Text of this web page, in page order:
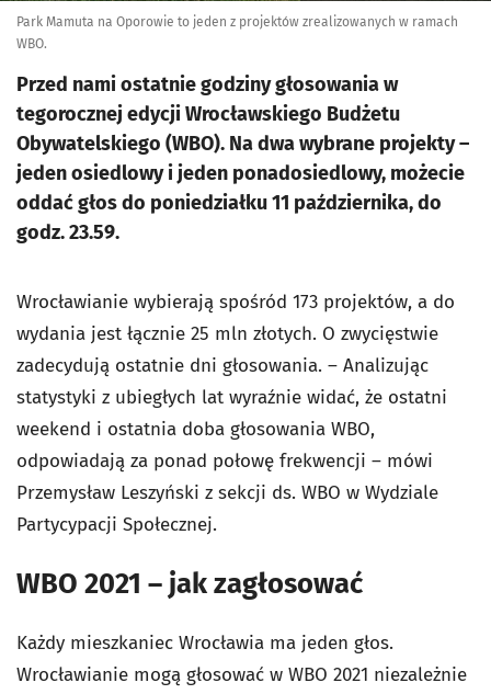
Park Mamuta na Oporowie to jeden z projektów zrealizowanych w ramach
WBO.
Przed nami ostatnie godziny głosowania w
tegorocznej edycji Wrocławskiego Budżetu
Obywatelskiego (WBO). Na dwa wybrane projekty –
jeden osiedlowy i jeden ponadosiedlowy, możecie
oddać głos do poniedziałku 11 października, do
godz. 23.59.
Wrocławianie wybierają spośród 173 projektów, a do
wydania jest łącznie 25 mln złotych. O zwycięstwie
zadecydują ostatnie dni głosowania. – Analizując
statystyki z ubiegłych lat wyraźnie widać, że ostatni
weekend i ostatnia doba głosowania WBO,
odpowiadają za ponad połowę frekwencji – mówi
Przemysław Leszyński z sekcji ds. WBO w Wydziale
Partycypacji Społecznej.
WBO 2021 – jak zagłosować
Każdy mieszkaniec Wrocławia ma jeden głos.
Wrocławianie mogą głosować w WBO 2021 niezależnie